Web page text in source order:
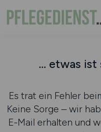
... etwas
Es trat ein Fehler
Keine Sorge – wir
E-Mail erhalten und